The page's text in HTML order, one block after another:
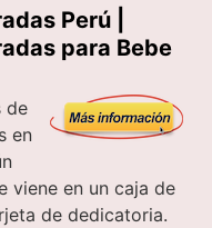
Perú |
para Bebe
de
en
viene en un caja de
de dedicatoria.